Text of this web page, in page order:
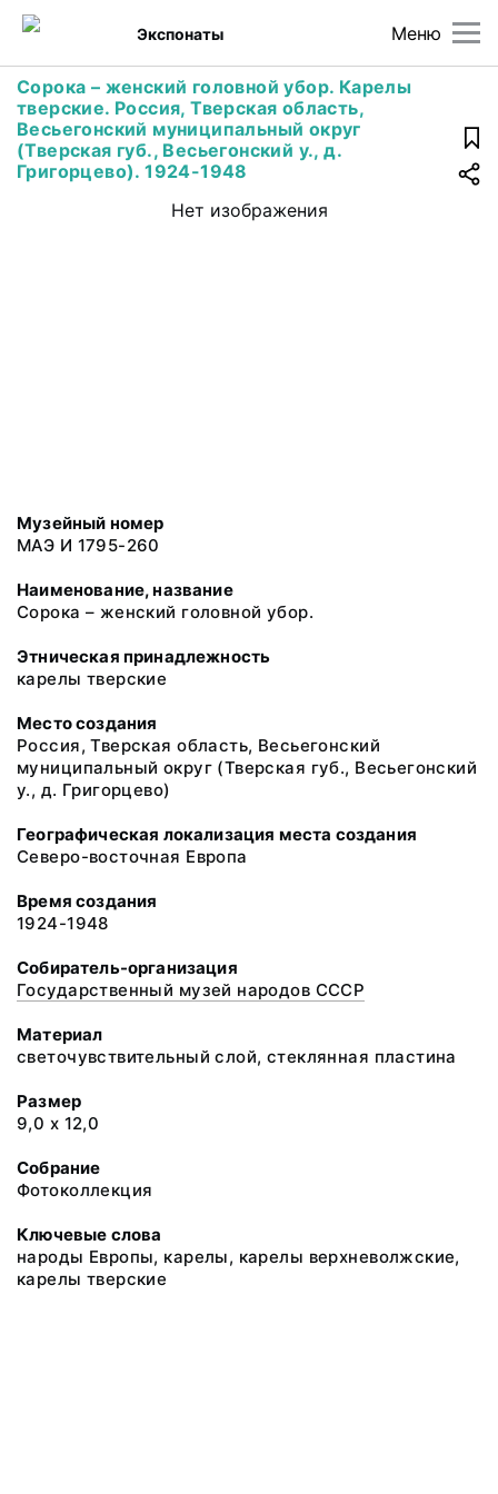
Меню
Экспонаты
Cорока – женский головной убор. Карелы
тверские. Россия, Тверская область,
Весьегонский муниципальный округ
(Тверская губ., Весьегонский у., д.
Григорцево). 1924-1948
Нет изображения
Музейный номер
МАЭ И 1795-260
Наименование, название
Cорока – женский головной убор.
Этническая принадлежность
карелы тверские
Место создания
Россия, Тверская область, Весьегонский
муниципальный округ (Тверская губ., Весьегонский
у., д. Григорцево)
Географическая локализация места создания
Северо-восточная Европа
Время создания
1924-1948
Собиратель-организация
Государственный музей народов СССР
Материал
светочувствительный слой, стеклянная пластина
Размер
9,0 х 12,0
Собрание
Фотоколлекция
Ключевые слова
народы Европы, карелы, карелы верхневолжские,
карелы тверские